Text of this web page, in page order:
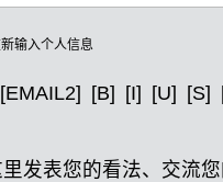
输入个人信息
[EMAIL2] [B] [I] [U] [S]
发表您的看法、交流